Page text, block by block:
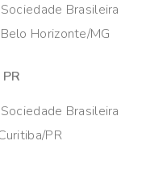
Brasileira
Horizonte/MG
Brasileira
PR